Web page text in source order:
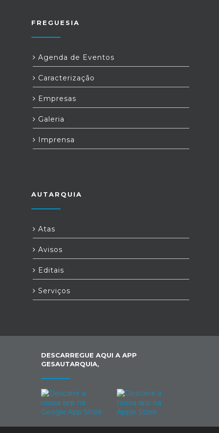
FREGUESIA
Agenda de Eventos
Caracterização
Empresas
Galeria
Imprensa
AUTARQUIA
Atas
Avisos
Editais
Serviços
DESCARREGUE AQUI A APP
GESAUTARQUIA,